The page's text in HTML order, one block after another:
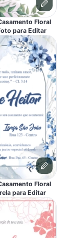
Floral
para Editar
Floral
para Editar